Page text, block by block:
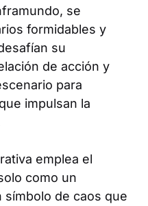
se
formidables y
su
de acción y
para
impulsan la
emplea el
como un
símbolo de caos que